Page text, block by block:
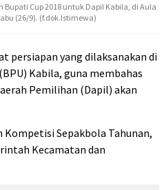
Cup 2018 untuk Dapil Kabila, di Aula
(26/9). (f.dok.Istimewa)
persiapan yang dilaksanakan di
Kabila, guna membahas
Pemilihan (Dapil) akan
Sepakbola Tahunan,
Kecamatan dan